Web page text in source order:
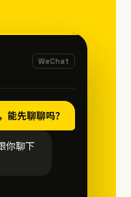
WeChat
能先聊聊吗？
你聊下